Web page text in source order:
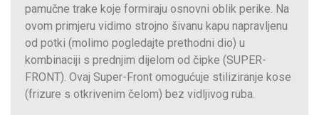
pamučne trake koje formiraju osnovni oblik perike. Na
ovom primjeru vidimo strojno šivanu kapu napravljenu
od potki (molimo pogledajte prethodni dio) u
kombinaciji s prednjim dijelom od čipke (SUPER-
FRONT). Ovaj Super-Front omogućuje stiliziranje kose
(frizure s otkrivenim čelom) bez vidljivog ruba.